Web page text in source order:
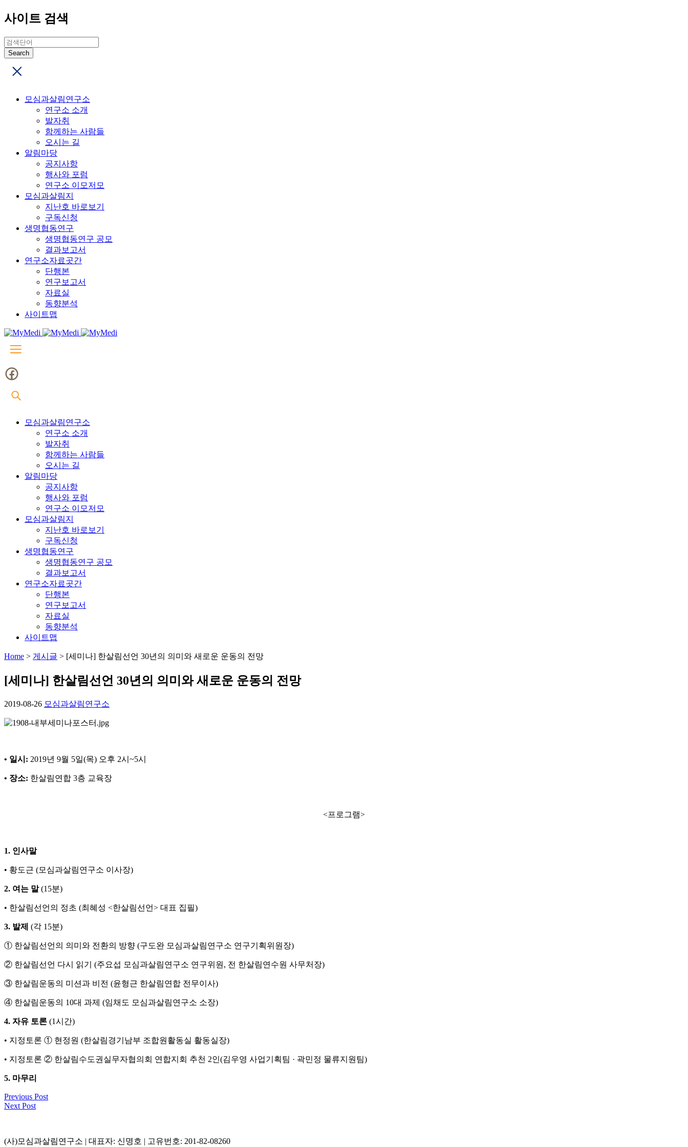
사이트 검색
모심과살림연구소
연구소 소개
발자취
함께하는 사람들
오시는 길
알림마당
공지사항
행사와 포럼
연구소 이모저모
모심과살림지
지난호 바로보기
구독신청
생명협동연구
생명협동연구 공모
결과보고서
연구소자료곳간
단행본
연구보고서
자료실
동향분석
사이트맵
모심과살림연구소
연구소 소개
발자취
함께하는 사람들
오시는 길
알림마당
공지사항
행사와 포럼
연구소 이모저모
모심과살림지
지난호 바로보기
구독신청
생명협동연구
생명협동연구 공모
결과보고서
연구소자료곳간
단행본
연구보고서
자료실
동향분석
사이트맵
Home > 게시글 > [세미나] 한살림선언 30년의 의미와 새로운 운동의 전망
[세미나] 한살림선언 30년의 의미와 새로운 운동의 전망
2019-08-26 모심과살림연구소
• 일시: 2019년 9월 5일(목) 오후 2시~5시
• 장소: 한살림연합 3층 교육장
<프로그램>
1. 인사말
• 황도근 (모심과살림연구소 이사장)
2. 여는 말(15분)
• 한살림선언의 정초 (최혜성 <한살림선언> 대표 집필)
3. 발제 (각 15분)
① 한살림선언의 의미와 전환의 방향 (구도완 모심과살림연구소 연구기획위원장)
② 한살림선언 다시 읽기 (주요섭 모심과살림연구소 연구위원, 전 한살림연수원 사무처장)
③ 한살림운동의 미션과 비전 (윤형근 한살림연합 전무이사)
④ 한살림운동의 10대 과제 (임채도 모심과살림연구소 소장)
4. 자유 토론 (1시간)
• 지정토론 ① 현정원 (한살림경기남부 조합원활동실 활동실장)
• 지정토론 ② 한살림수도권실무자협의회 연합지회 추천 2인(김우영 사업기획팀 · 곽민정 물류지원팀)
5. 마무리
Previous Post
Next Post
(사)모심과살림연구소 | 대표자: 신명호 | 고유번호: 201-82-08260